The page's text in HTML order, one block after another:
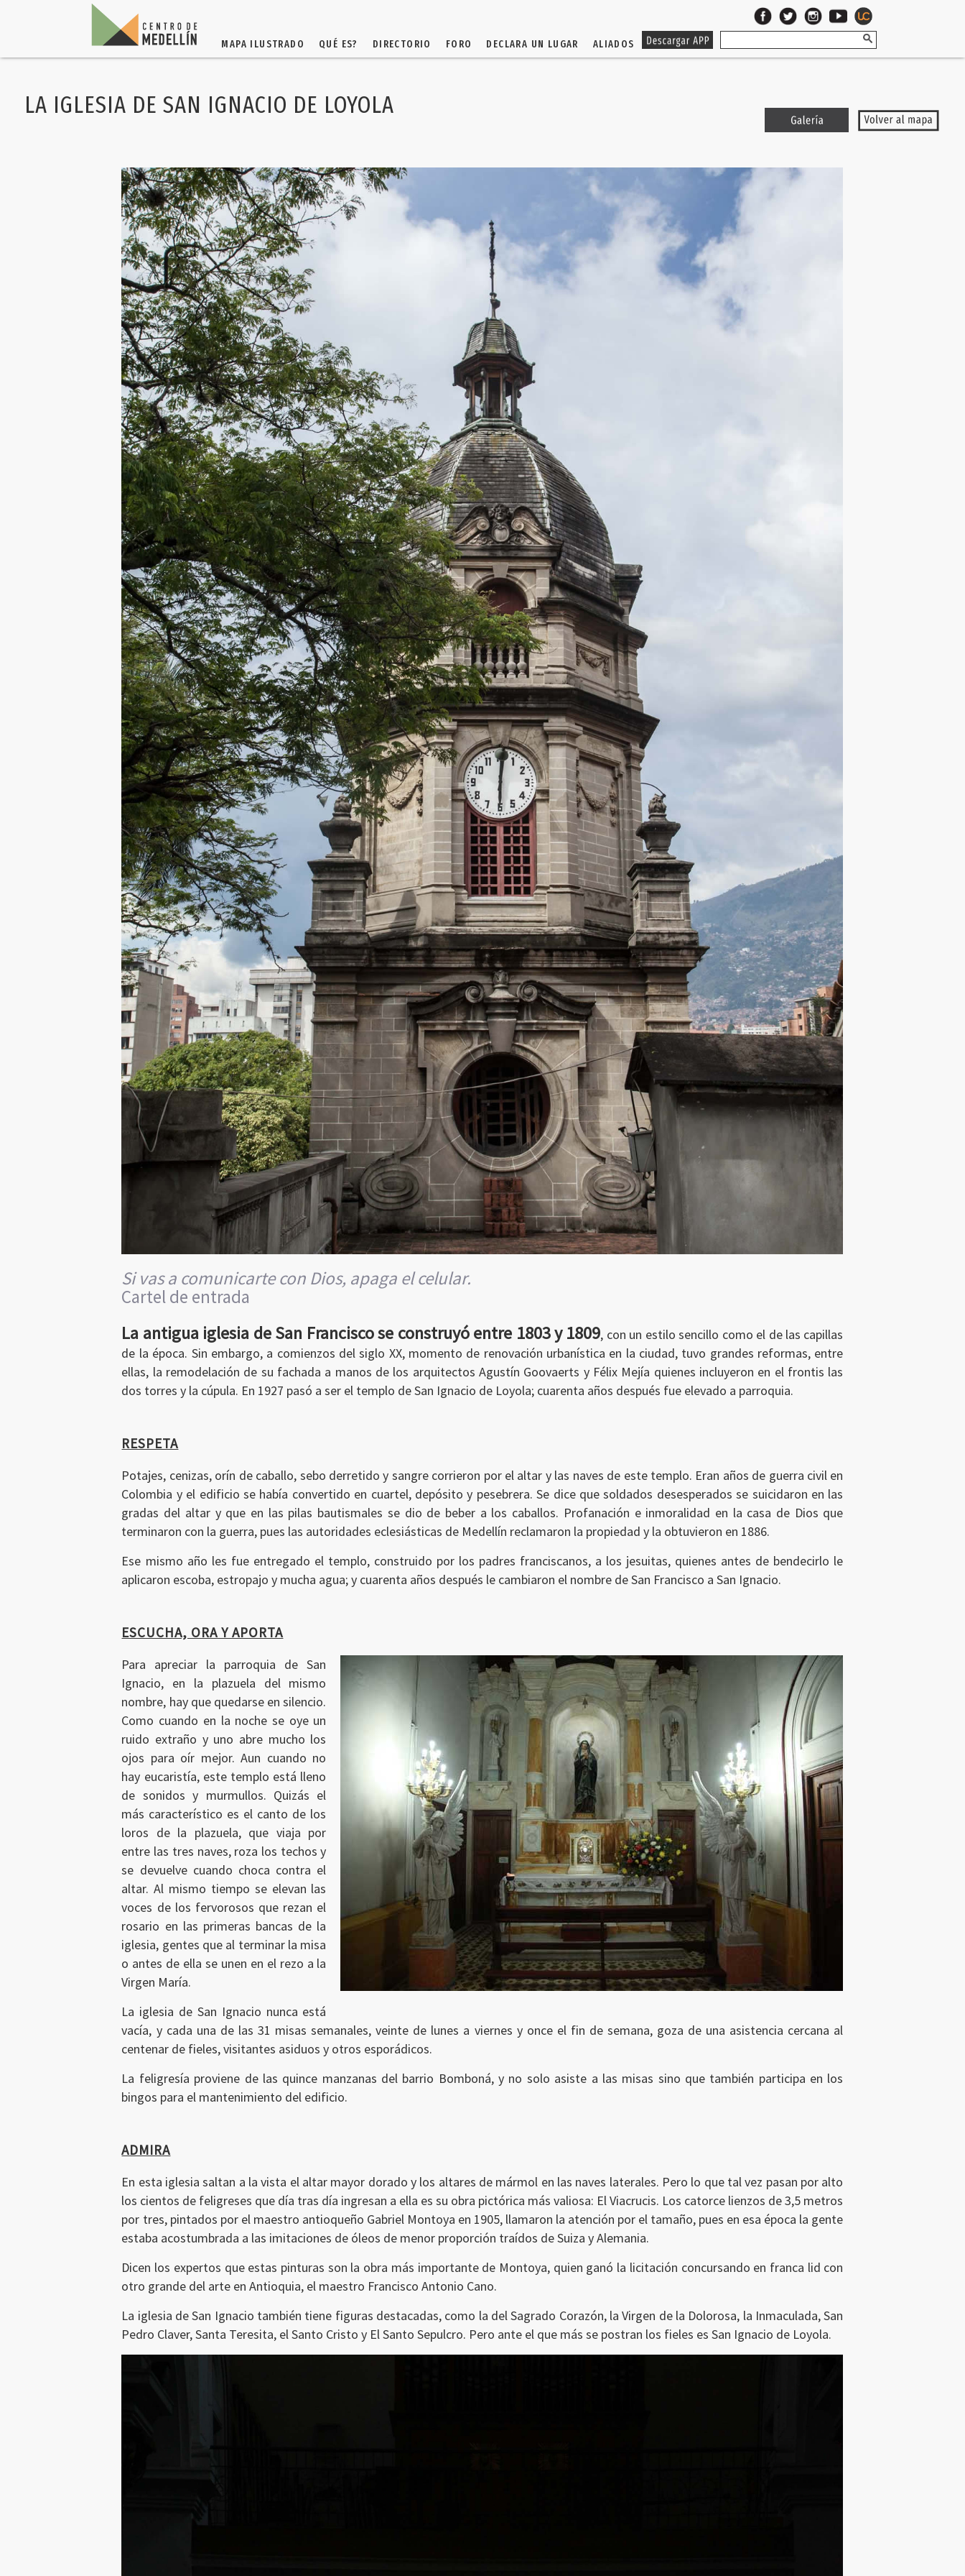
MAPA ILUSTRADO QUÉ ES? DIRECTORIO FORO DECLARA UN LUGAR ALIADOS
LA IGLESIA DE SAN IGNACIO DE LOYOLA
Si vas a comunicarte con Dios, apaga el celular.
Cartel de entrada
La antigua iglesia de San Francisco se construyó entre 1803 y 1809, con un estilo sencillo como el de las capillas
de la época. Sin embargo, a comienzos del siglo XX, momento de renovación urbanística en la ciudad, tuvo grandes reformas, entre
ellas, la remodelación de su fachada a manos de los arquitectos Agustín Goovaerts y Félix Mejía quienes incluyeron en el frontis las
dos torres y la cúpula. En 1927 pasó a ser el templo de San Ignacio de Loyola; cuarenta años después fue elevado a parroquia.
RESPETA
Potajes, cenizas, orín de caballo, sebo derretido y sangre corrieron por el altar y las naves de este templo. Eran años de guerra civil en
Colombia y el edificio se había convertido en cuartel, depósito y pesebrera. Se dice que soldados desesperados se suicidaron en las
gradas del altar y que en las pilas bautismales se dio de beber a los caballos. Profanación e inmoralidad en la casa de Dios que
terminaron con la guerra, pues las autoridades eclesiásticas de Medellín reclamaron la propiedad y la obtuvieron en 1886.
Ese mismo año les fue entregado el templo, construido por los padres franciscanos, a los jesuitas, quienes antes de bendecirlo le
aplicaron escoba, estropajo y mucha agua; y cuarenta años después le cambiaron el nombre de San Francisco a San Ignacio.
ESCUCHA, ORA Y APORTA
Para apreciar la parroquia de San
Ignacio, en la plazuela del mismo
nombre, hay que quedarse en silencio.
Como cuando en la noche se oye un
ruido extraño y uno abre mucho los
ojos para oír mejor. Aun cuando no
hay eucaristía, este templo está lleno
de sonidos y murmullos. Quizás el
más característico es el canto de los
loros de la plazuela, que viaja por
entre las tres naves, roza los techos y
se devuelve cuando choca contra el
altar. Al mismo tiempo se elevan las
voces de los fervorosos que rezan el
rosario en las primeras bancas de la
iglesia, gentes que al terminar la misa
o antes de ella se unen en el rezo a la
Virgen María.
La iglesia de San Ignacio nunca está
vacía, y cada una de las 31 misas semanales, veinte de lunes a viernes y once el fin de semana, goza de una asistencia cercana al
centenar de fieles, visitantes asiduos y otros esporádicos.
La feligresía proviene de las quince manzanas del barrio Bomboná, y no solo asiste a las misas sino que también participa en los
bingos para el mantenimiento del edificio.
ADMIRA
En esta iglesia saltan a la vista el altar mayor dorado y los altares de mármol en las naves laterales. Pero lo que tal vez pasan por alto
los cientos de feligreses que día tras día ingresan a ella es su obra pictórica más valiosa: El Viacrucis. Los catorce lienzos de 3,5 metros
por tres, pintados por el maestro antioqueño Gabriel Montoya en 1905, llamaron la atención por el tamaño, pues en esa época la gente
estaba acostumbrada a las imitaciones de óleos de menor proporción traídos de Suiza y Alemania.
Dicen los expertos que estas pinturas son la obra más importante de Montoya, quien ganó la licitación concursando en franca lid con
otro grande del arte en Antioquia, el maestro Francisco Antonio Cano.
La iglesia de San Ignacio también tiene figuras destacadas, como la del Sagrado Corazón, la Virgen de la Dolorosa, la Inmaculada, San
Pedro Claver, Santa Teresita, el Santo Cristo y El Santo Sepulcro. Pero ante el que más se postran los fieles es San Ignacio de Loyola.